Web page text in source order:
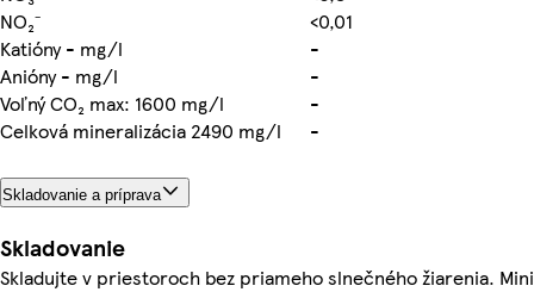
NO₂⁻
<0,01
Katióny - mg/l
-
Anióny - mg/l
-
Voľný CO₂ max: 1600 mg/l
-
Celková mineralizácia 2490 mg/l
-
Skladovanie a príprava
Skladovanie
Skladujte v priestoroch bez priameho slnečného žiarenia.